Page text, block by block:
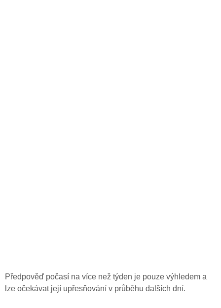
Předpověď počasí na více než týden je pouze výhledem a
lze očekávat její upřesňování v průběhu dalších dní.